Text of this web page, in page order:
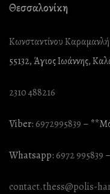
Θεσσαλονίκη
Κωνσταντίνου
55132, Άγιος Ιωάννης,
2310 488216
Viber:6972995839 –
Whatsapp:6972 995839
contact.thess@polis-